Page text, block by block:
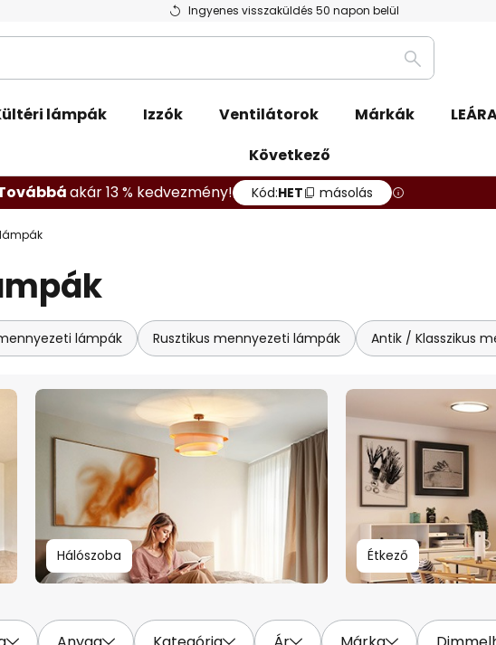
Ingyenes visszaküldés 50 napon belül
Keresés
lámpák Izzók Ventilátorok Márkák
Következő
akár 13 % kedvezmény! Kód:HET másolás
lámpák Rusztikus mennyezeti lámpák Antik / Klasszikus
Hálószoba Étkező